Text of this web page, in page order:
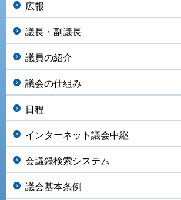
広報
議長・副議長
議員の紹介
議会の仕組み
日程
インターネット議会中継
会議録検索システム
議会基本条例